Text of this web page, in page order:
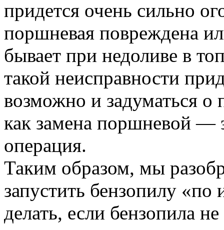
придется очень сильно
поршневая повреждена
бывает при недоливе в
такой неисправности
возможно и задуматься о
как замена поршневой —
операция.
Таким образом, мы
запустить бензопилу «по
делать, если бензопила